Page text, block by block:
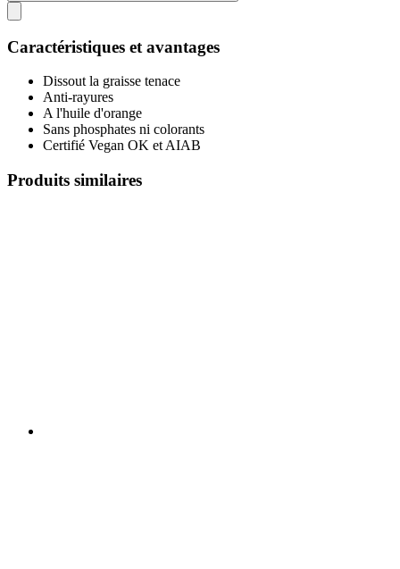
Caractéristiques et avantages
Dissout la graisse tenace
Anti-rayures
A l'huile d'orange
Sans phosphates ni colorants
Certifié Vegan OK et AIAB
Produits similaires